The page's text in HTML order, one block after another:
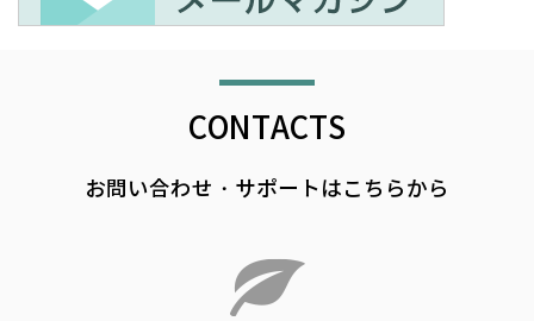
CONTACTS
お問い合わせ・サポートはこちらから